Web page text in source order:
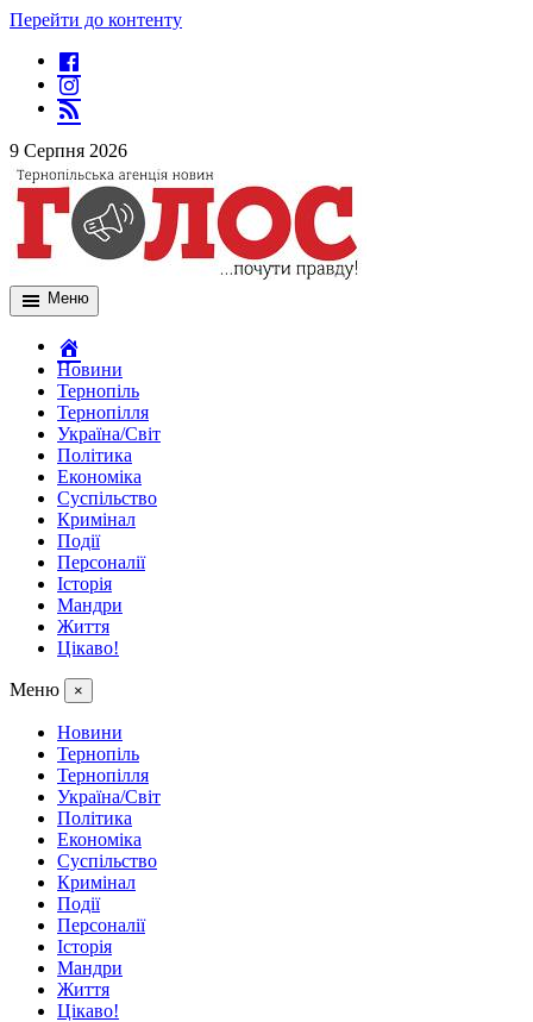
Перейти до контенту
9 Серпня 2026
Меню
Новини
Тернопіль
Тернопілля
Україна/Світ
Політика
Економіка
Суспільство
Кримінал
Події
Персоналії
Історія
Мандри
Життя
Цікаво!
Меню ×
Новини
Тернопіль
Тернопілля
Україна/Світ
Політика
Економіка
Суспільство
Кримінал
Події
Персоналії
Історія
Мандри
Життя
Цікаво!